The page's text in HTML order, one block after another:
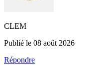
CLEM
Publié le 08 août 2026
Répondre